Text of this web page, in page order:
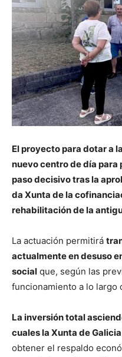
El proyecto para dotar a
nuevo centro de día para
paso decisivo tras la
da Xunta de la
rehabilitación de la
La actuación permitirá
actualmente en desuso
social que, según las
funcionamiento a lo largo
La inversión total
cuales la Xunta de
obtener el respaldo